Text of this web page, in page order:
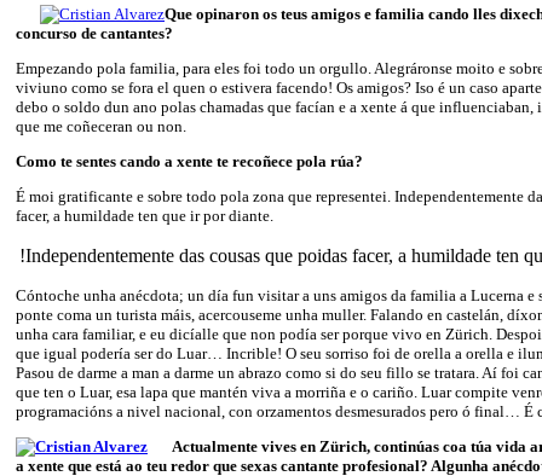
Que opinaron os teus amigos e familia cando lles
concurso de cantantes?
Empezando pola familia, para eles foi todo un orgullo. Alegráronse moito e
viviuno como se fora el quen o estivera facendo! Os amigos? Iso é un caso
debo o soldo dun ano polas chamadas que facían e a xente á que influenciaban,
que me coñeceran ou non.
Como te sentes cando a xente te recoñece pola rúa?
É moi gratificante e sobre todo pola zona que representei. Independentemente
facer, a humildade ten que ir por diante.
!Independentemente das cousas que poidas facer, a humildade ten
Cóntoche unha anécdota; un día fun visitar a uns amigos da familia a Lucerna e
ponte coma un turista máis, acercouseme unha muller. Falando en castelán,
unha cara familiar, e eu dicíalle que non podía ser porque vivo en Zürich.
que igual podería ser do Luar… Incrible! O seu sorriso foi de orella a orella e
Pasou de darme a man a darme un abrazo como si do seu fillo se tratara. Aí foi
que ten o Luar, esa lapa que mantén viva a morriña e o cariño. Luar compite
programacións a nivel nacional, con orzamentos desmesurados pero ó final… É
Actualmente vives en Zürich, continúas coa túa vida
a xente que está ao teu redor que sexas cantante profesional? Algunha